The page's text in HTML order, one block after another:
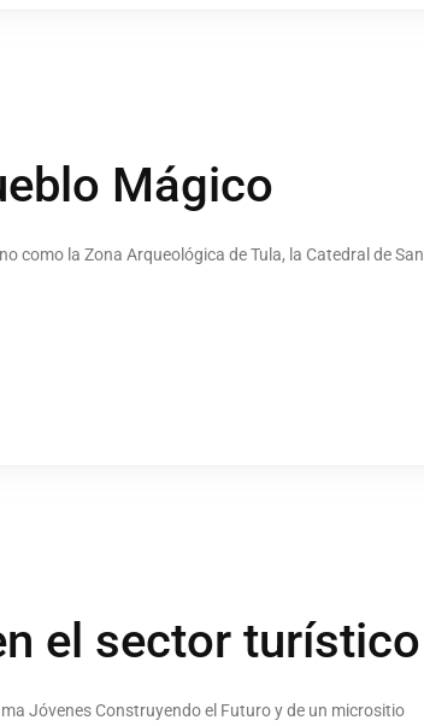
Mágico
como la Zona Arqueológica de Tula, la Catedral de San
el sector turístico
Jóvenes Construyendo el Futuro y de un micrositio